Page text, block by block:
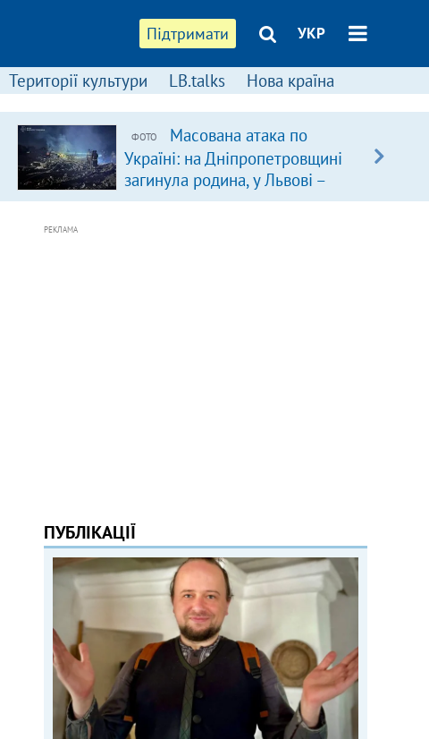
Підтримати УКР
Території культури LB.talks Нова країна
ФОТО
Масована атака по
Україні: на Дніпропетровщині
загинула родина, у Львові –
удар по багатоповерхівках
РЕКЛАМА
ПУБЛІКАЦІЇ